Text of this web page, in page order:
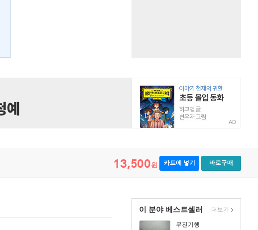
AD
13,500원 카트에 넣기 바로구매
이 분야 베스트셀러
무진기행
더보기